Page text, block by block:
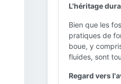
L'héritage
Bien que les
pratiques de
boue, y
fluides, sont
Regard vers